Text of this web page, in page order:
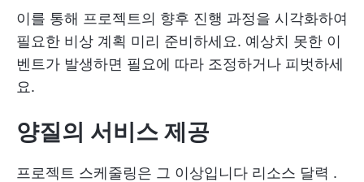
이를 통해 프로젝트의 향후 진행 과정을 시각화하여
필요한 비상 계획 미리 준비하세요. 예상치 못한 이
벤트가 발생하면 필요에 따라 조정하거나 피벗하세
요.
양질의 서비스 제공
프로젝트 스케줄링은 그 이상입니다 리소스 달력 .